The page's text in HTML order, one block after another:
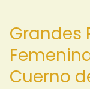
Grandes
Cuerno